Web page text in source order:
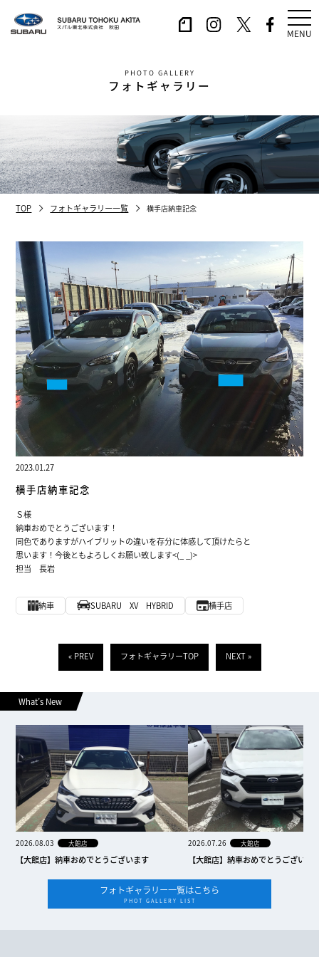
MENU
PHOTO GALLERY
フォトギャラリー
TOP フォトギャラリー一覧 横手店納車記念
2023.01.27
横手店納車記念
Ｓ様
納車おめでとうございます！
同色でありますがハイブリットの違いを存分に体感して頂けたらと
思います！今後ともよろしくお願い致します<(_ _)>
担当 長岩
納車 SUBARU XV HYBRID 横手店
« PREV フォトギャラリーTOP NEXT »
What’s New
2026.08.03 大館店
【大館店】納車おめでとうございます
2026.07.26 大館店
【大館店】納車おめでとうございま
フォトギャラリー一覧はこちら
PHOT GALLERY LIST